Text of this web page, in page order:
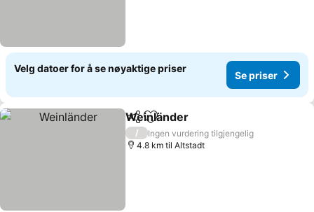
Velg datoer for å se nøyaktige priser
Se priser
Del Legg til i favoritter
Weinländer
/
Ingen vurdering tilgjengelig
4.8 km til Altstadt